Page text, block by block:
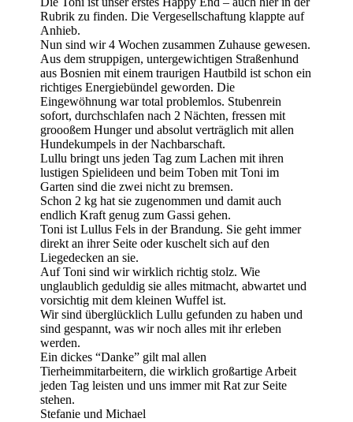
Rubrik zu finden. Die Vergesellschaftung klappte auf
Anhieb.
Nun sind wir 4 Wochen zusammen Zuhause gewesen.
Aus dem struppigen, untergewichtigen Straßenhund
aus Bosnien mit einem traurigen Hautbild ist schon ein
richtiges Energiebündel geworden. Die
Eingewöhnung war total problemlos. Stubenrein
sofort, durchschlafen nach 2 Nächten, fressen mit
groooßem Hunger und absolut verträglich mit allen
Hundekumpels in der Nachbarschaft.
Lullu bringt uns jeden Tag zum Lachen mit ihren
lustigen Spielideen und beim Toben mit Toni im
Garten sind die zwei nicht zu bremsen.
Schon 2 kg hat sie zugenommen und damit auch
endlich Kraft genug zum Gassi gehen.
Toni ist Lullus Fels in der Brandung. Sie geht immer
direkt an ihrer Seite oder kuschelt sich auf den
Liegedecken an sie.
Auf Toni sind wir wirklich richtig stolz. Wie
unglaublich geduldig sie alles mitmacht, abwartet und
vorsichtig mit dem kleinen Wuffel ist.
Wir sind überglücklich Lullu gefunden zu haben und
sind gespannt, was wir noch alles mit ihr erleben
werden.
Ein dickes “Danke” gilt mal allen
Tierheimmitarbeitern, die wirklich großartige Arbeit
jeden Tag leisten und uns immer mit Rat zur Seite
stehen.
Stefanie und Michael